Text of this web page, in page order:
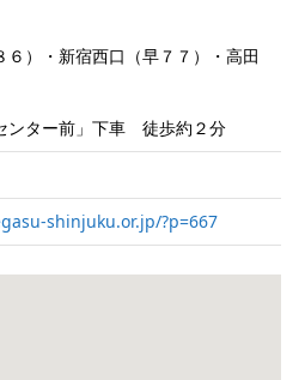
６）・新宿西口（早７７）・高田
ンター前」下車 徒歩約２分
shinjuku.or.jp/?p=667